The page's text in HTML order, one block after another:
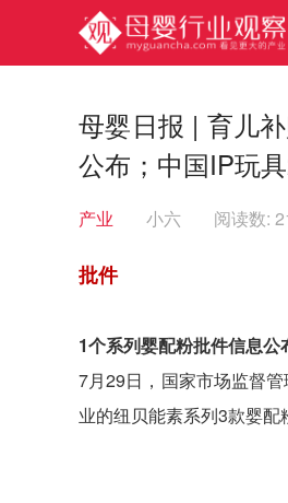
母婴日报 | 育儿
公布；中国IP玩
产业 小六 阅读数:
批件
1个系列婴配粉批件信息公
7月29日，国家市场监督
业的纽贝能素系列3款婴配